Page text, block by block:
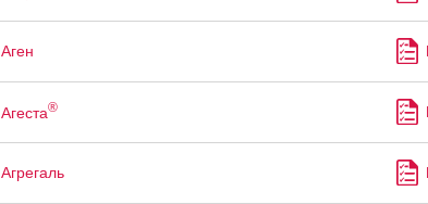
Аген
Агеста®
Агрегаль